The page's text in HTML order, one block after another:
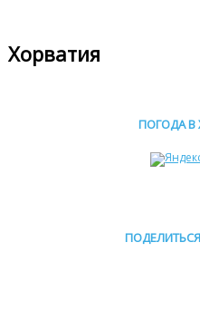
Хорватия
ПОГОДА В